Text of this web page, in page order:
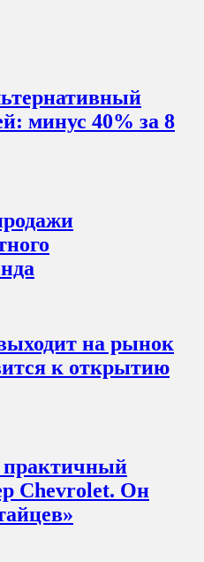
минус 40% за 8
на рынок
к открытию
практичный
Chevrolet. Он